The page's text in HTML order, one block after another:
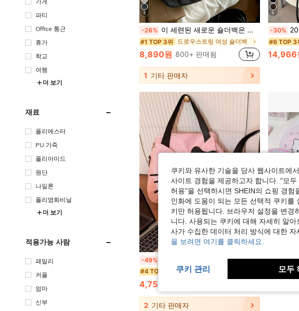
파티
Office 통근
휴가
학교
여행
더 보기
재료
폴리에스터
PU 가죽
폴리아미드
원단
나일론
폴리염화비닐
더 보기
적용가능 사람
패밀리
커플
엄마
신부
5
-26% 이 세련된 새로운 숄더백은 체크무늬 패턴, 드로스트링 클로저, 조절 가능한 숄더 스트랩 및 장식용 포켓이 특징입니다. 클래식하고 패셔너블한 디자인으로 넉넉한 내부 공간을 제공하여 열쇠, 화장품, 립스틱 및 기타 일상 필수품을 쉽게 수납할 수 있습니다. 여성의 일상적인 업무, 쇼핑, 데이트 및 기타 상황에 완벽합니다.
#1 TOP 3위 드로우스트링 여성 숄더백
8,890원 800+ 판매됨
1 기타 판매자
5
-30% 2026년 신
#6 TOP 3
14,966
-49% SANRIO 1개 - 헬로키티 패셔너블 대용량 휴대용 여행 가방, 여성용 캐주얼 카툰 핸드백, 여행, 스포츠, 피트니스 및 기타 용도에 적합, 편리한 운반을 위한 백 러기지 스트랩, 유니섹스, 휴가 여행을 위한 이상적인 선택
#4 TOP 3위
4,753원
2 기타 판매자
-40%
#1 TOP 3
쿠키와 유사한 기술을 당사 웹사이트에
사이트 경험을 제공하고자 합니다. "모
허용"을 선택하시면 SHEIN의 쇼핑 경
인화에 도움이 되는 모든 선택적 쿠키를
키만 허용됩니다. 브라우저 설정을 변경
니다. 사용되는 쿠키에 대해 자세히 알
사가 수집한 데이터 처리 방식에 대한
을 보려면 여기를 클릭하세요.
쿠키 관리 모두